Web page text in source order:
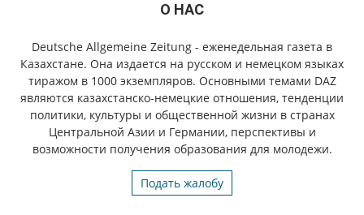
О НАС
Deutsche Allgemeine Zeitung - еженедельная газета в
Казахстане. Она издается на русском и немецком языках
тиражом в 1000 экземпляров. Основными темами DAZ
являются казахстанско-немецкие отношения, тенденции
политики, культуры и общественной жизни в странах
Центральной Азии и Германии, перспективы и
возможности получения образования для молодежи.
Подать жалобу